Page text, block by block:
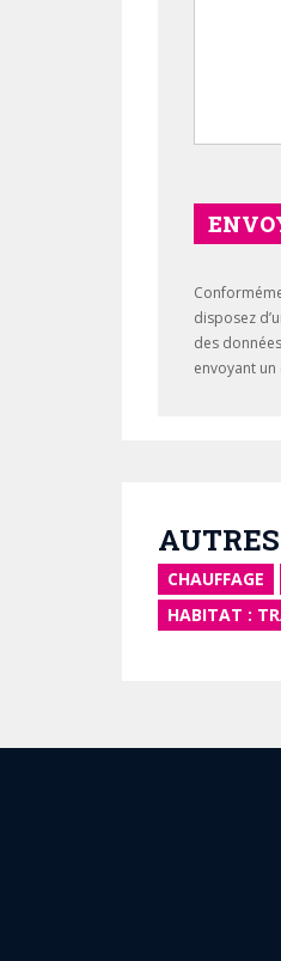
disposez
des
envoyant
CHAUFFAGE
HABITAT :